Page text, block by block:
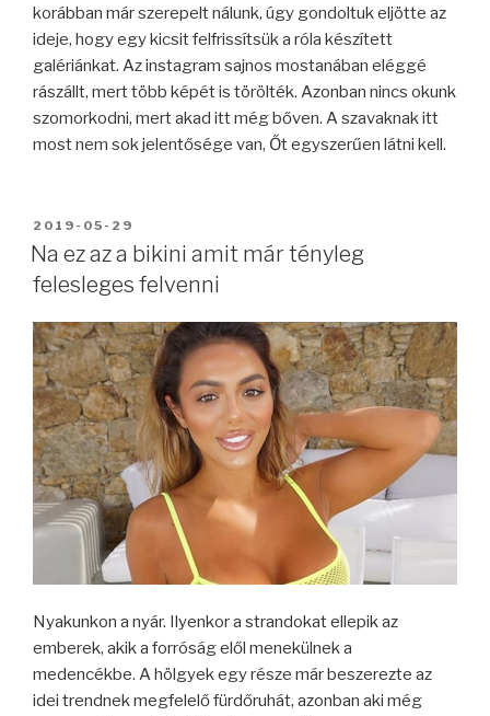
korábban már szerepelt nálunk, úgy gondoltuk eljötte az
ideje, hogy egy kicsit felfrissítsük a róla készített
galériánkat. Az instagram sajnos mostanában eléggé
rászállt, mert több képét is törölték. Azonban nincs okunk
szomorkodni, mert akad itt még bőven. A szavaknak itt
most nem sok jelentősége van, Őt egyszerűen látni kell.
BEKÜLDVE:
2019-05-29
Na ez az a bikini amit már tényleg
felesleges felvenni
Nyakunkon a nyár. Ilyenkor a strandokat ellepik az
emberek, akik a forróság elől menekülnek a
medencékbe. A hölgyek egy része már beszerezte az
idei trendnek megfelelő fürdőruhát, azonban aki még